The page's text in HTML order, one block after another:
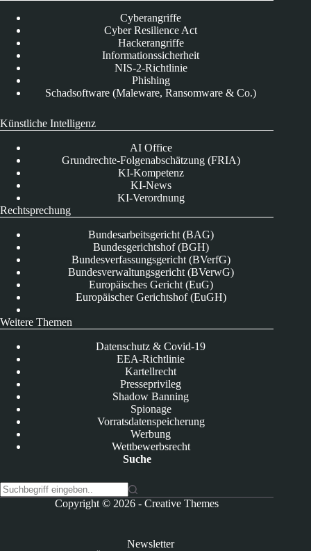
Cyberangriffe
Cyber Resilience Act
Hackerangriffe
Informationssicherheit
NIS-2-Richtlinie
Phishing
Schadsoftware (Maleware, Ransomware & Co.)
Künstliche Intelligenz
AI Office
Grundrechte-Folgenabschätzung (FRIA)
KI-Kompetenz
KI-News
KI-Verordnung
Rechtsprechung
Bundesarbeitsgericht (BAG)
Bundesgerichtshof (BGH)
Bundesverfassungsgericht (BVerfG)
Bundesverwaltungsgericht (BVerwG)
Europäisches Gericht (EuG)
Europäischer Gerichtshof (EuGH)
Weitere Themen
Datenschutz & Covid-19
EEA-Richtlinie
Kartellrecht
Presseprivileg
Shadow Banning
Spionage
Vorratsdatenspeicherung
Werbung
Wettbewerbsrecht
Suche
Copyright © 2026 -Creative Themes
Newsletter